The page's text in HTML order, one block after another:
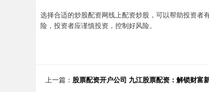
选择合适的炒股配资网线上配资炒股，可以帮助投资
险，投资者应谨慎投资，控制好风险。
上一篇： 股票配资开户公司 九江股票配资：解锁财富